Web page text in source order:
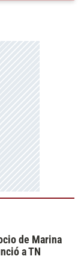
de Marina
a TN